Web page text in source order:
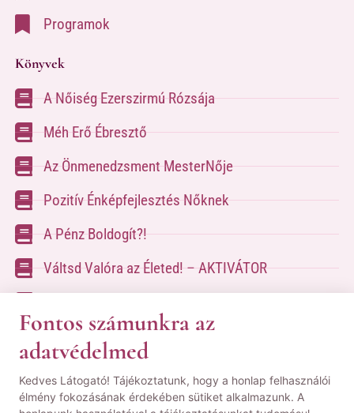
Programok
Könyvek
A Nőiség Ezerszirmú Rózsája
Méh Erő Ébresztő
Az Önmenedzsment MesterNője
Pozitív Énképfejlesztés Nőknek
A Pénz Boldogít?!
Váltsd Valóra az Életed! – AKTIVÁTOR
A kapcsolatfelvételhez kérlek tölsd ki az űrlapot
aKapcsolat oldalon
Fontos számunkra az
adatvédelmed
Kedves Látogató! Tájékoztatunk, hogy a honlap felhasználói
élmény fokozásának érdekében sütiket alkalmazunk. A